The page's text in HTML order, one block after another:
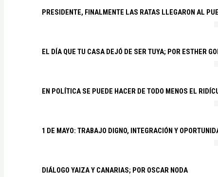
PRESIDENTE, FINALMENTE LAS RATAS LLEGARON AL
EL DÍA QUE TU CASA DEJÓ DE SER TUYA; POR ESTHER
EN POLÍTICA SE PUEDE HACER DE TODO MENOS EL
1 DE MAYO: TRABAJO DIGNO, INTEGRACIÓN Y
DIÁLOGO YAIZA Y CANARIAS; POR OSCAR NODA